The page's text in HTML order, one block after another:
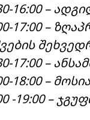
16:00 –
17:00 –
17:00 –
18:00 –
-19:00 –